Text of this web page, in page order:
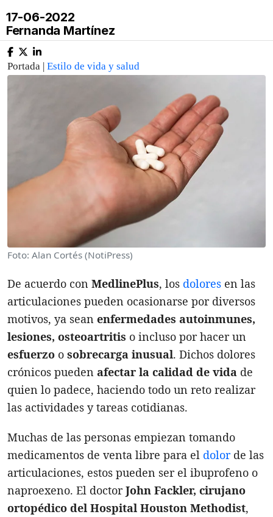
17-06-2022
Fernanda Martínez
Portada | Estilo de vida y salud
Foto: Alan Cortés (NotiPress)
De acuerdo con MedlinePlus, los dolores en las
articulaciones pueden ocasionarse por diversos
motivos, ya sean enfermedades autoinmunes,
lesiones, osteoartritis o incluso por hacer un
esfuerzo o sobrecarga inusual. Dichos dolores
crónicos pueden afectar la calidad de vida de
quien lo padece, haciendo todo un reto realizar
las actividades y tareas cotidianas.
Muchas de las personas empiezan tomando
medicamentos de venta libre para el dolorde las
articulaciones, estos pueden ser el ibuprofeno o
naproexeno. El doctorJohn Fackler, cirujano
ortopédico del Hospital Houston Methodist,